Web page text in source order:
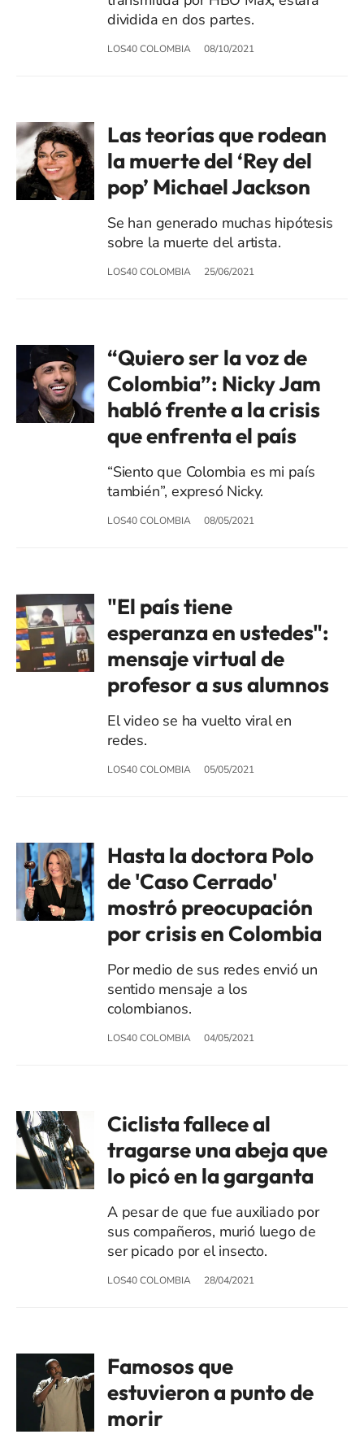
dividida en dos partes.
LOS40 COLOMBIA 08/10/2021
Las teorías que rodean
la muerte del ‘Rey del
pop’ Michael Jackson
Se han generado muchas hipótesis
sobre la muerte del artista.
LOS40 COLOMBIA 25/06/2021
“Quiero ser la voz de
Colombia”: Nicky Jam
habló frente a la crisis
que enfrenta el país
“Siento que Colombia es mi país
también”, expresó Nicky.
LOS40 COLOMBIA 08/05/2021
"El país tiene
esperanza en ustedes":
mensaje virtual de
profesor a sus alumnos
El video se ha vuelto viral en
redes.
LOS40 COLOMBIA 05/05/2021
Hasta la doctora Polo
de 'Caso Cerrado'
mostró preocupación
por crisis en Colombia
Por medio de sus redes envió un
sentido mensaje a los
colombianos.
LOS40 COLOMBIA 04/05/2021
Ciclista fallece al
tragarse una abeja que
lo picó en la garganta
A pesar de que fue auxiliado por
sus compañeros, murió luego de
ser picado por el insecto.
LOS40 COLOMBIA 28/04/2021
Famosos que
estuvieron a punto de
morir